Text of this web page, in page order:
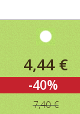
4,44 €
-40%
7,40 €